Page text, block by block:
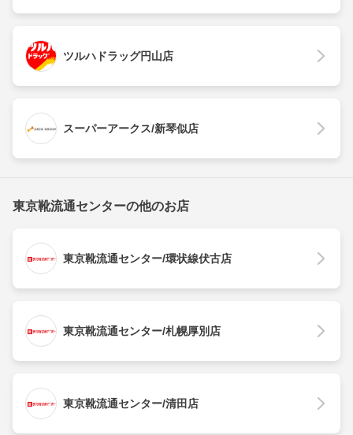
ツルハドラッグ円山店
スーパーアークス/新琴似店
東京靴流通センターの他のお店
東京靴流通センター/環状線伏古店
東京靴流通センター/札幌厚別店
東京靴流通センター/清田店